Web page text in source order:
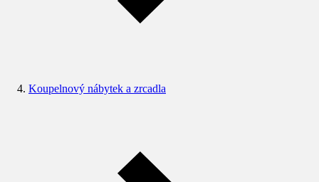
Koupelnový nábytek a zrcadla